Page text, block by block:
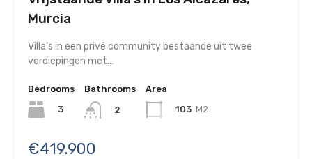
Murcia
Villa’s in een privé community bestaande uit twee
verdiepingen met…
Bedrooms
3
Bathrooms
2
Area
103 M2
€419.900